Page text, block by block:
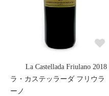
La Castellada Friulano 2018
ラ・カステッラーダ フリウラ
ーノ